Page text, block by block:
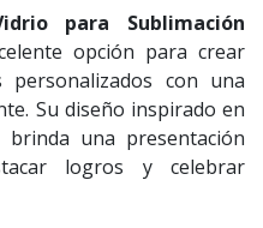
para Sublimación
opción para crear
personalizados con una
Su diseño inspirado en
una presentación
logros y celebrar